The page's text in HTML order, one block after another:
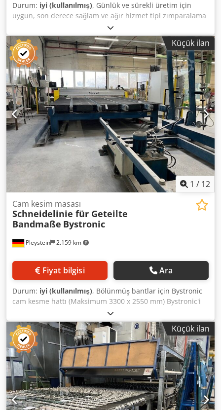
Durum: iyi (kullanılmış), Günlük ve sürekli üretim için
uygun, son derece sağlam ve ağır hizmet tipi zımparalama
makinesi. Makine, sağlam ve birinci sınıf malzemeleri
sayesinde dayanıklılık ve hassasiyet için tasarlanmıştır.
Dsdeq Dp Dxspfx Aliskr - Tip: 111F - Seri numarası:
GG111F-22160 - 11 iğ - İnşaat yılı: 2016 - Cam kalınlığı: 3 -
50 mm - Min. boyut 40 x 40 mm - Makine boyutları: 11250 x
1800 x 2700 mm - Zımparalama profili: Dikişli düz kenar -
Disk sayısı o 3 elmas disk kenarı o 1 elmas disk arka kenar
o 1 parlatma diski arka kenarı o 1 elmas disk ön kenarı o 1
parlatma diski ön kenarı o 4 parlatma diski kenarı -
Çalışma basıncı: min. 6 bar - Çalışma yüksekliği: 800 mm -
Ağırlık: 3,600 kg - Merkezi ekran üzerinden makine
kontrolü - Çalışma yönü: sağ - sol - Besleme hızı: 0,6-6
metre/dak. - Bağlı yükler: 400V, 50 Hz, 10A - 2 kez
kullanılabilir - Makine merkezi su arıtma ile çalıştırıldı, su
tepsisi ve pompa olmadan satıldı.
Küçük ilan
1 / 12
Pleystein 2.159 km
Cam kesim masası
Schneidelinie für Geteilte
Bandmaße Bystronic
Fiyat bilgisi Ara
Durum: iyi (kullanılmış), Bölünmüş bantlar için Bystronic
cam kesme hattı (Maksimum 3300 x 2550 mm) Bystronic'i
satın alan Hegla'nın servis/yedek parçaları Dkodpfet Et Icex
Alier 1 devirme masası Bystronic KTR, seri no. E9801016-1,
o Dahili hidrolikli eğimler, camın kesme masasına otomatik
taşınması için silindir tahriki • 1 adet tam otomatik
şamandıra cam kesme masası o Tip: XYT 972, seri no.
E980016-2 o da şekillendirebilir, atık optimizasyonu, PC
Terra o Maksimum boyutlar 3300 x 2550 mm o Cam
kalınlıkları 2-15 mm o bantlı konveyör ile • 1 adet kırma
çubuğu ve hava yastığı bulunan kırma masası o Seri No.
E980016-4
Küçük ilan